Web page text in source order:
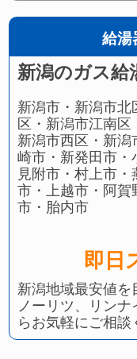
給湯
新潟のガス給
新潟市・新潟市北
区・新潟市江南区
新潟市西区・新潟
崎市・新発田市・
見附市・村上市
市・上越市・阿賀
市・胎内市
即日
新潟地域最安値を
ノーリツ、リン
らお気軽にご相談